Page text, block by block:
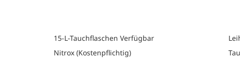
Kanu fahren oder in kristallklaren Gewässern
Logistikbereich jedes Reiseplans, um
15-L-Tauchflaschen Verfügbar
Nitrox (Kostenpflichtig)